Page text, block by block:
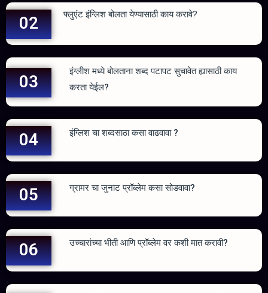
02 फ्लुएंट इंग्लिश बोलता येण्यासाठी काय करावे?
03
इंग्लीश मध्ये बोलताना शब्द पटापट सुचावेत ह्यासाठी काय
करता येईल?
04 इंग्लिश चा शब्दसाठा कसा वाढवावा ?
05 ग्रामर चा जुनाट प्रॉब्लेम कसा सोडवावा?
06 उच्चारांच्या भीती आणि प्रॉब्लेम वर कशी मात करावी?